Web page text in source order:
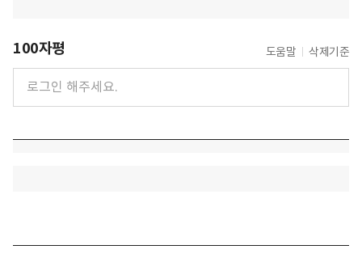
100자평 도움말 삭제기준